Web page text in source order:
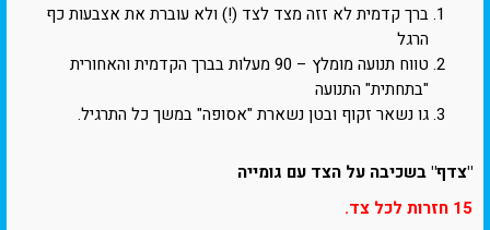
ברך קדמית לא זזה מצד לצד (!) ולא עוברת את אצבעות כף
הרגל
טווח תנועה מומלץ – 90 מעלות בברך הקדמית והאחורית
"בתחתית" התנועה
גו נשאר זקוף ובטן נשארת "אסופה" במשך כל התרגיל.
"צדף" בשכיבה על הצד עם גומייה
15 חזרות לכל צד.